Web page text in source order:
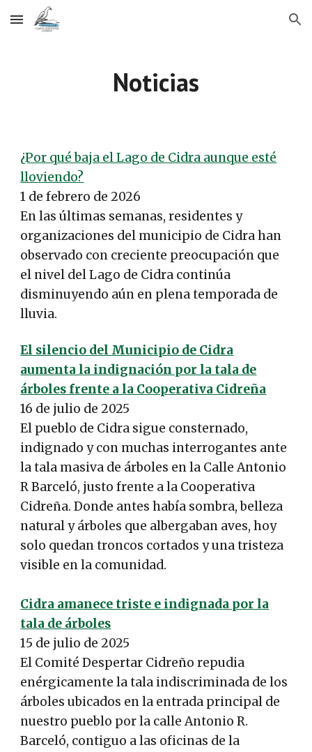
Skip to main content Skip to navigation
Noticias
¿Por qué baja el Lago de Cidra aunque esté
lloviendo?
1 de febrero de 2026
En las últimas semanas, residentes y
organizaciones del municipio de Cidra han
observado con creciente preocupación que
el nivel del Lago de Cidra continúa
disminuyendo aún en plena temporada de
lluvia.
El silencio del Municipio de Cidra
aumenta la indignación por la tala de
árboles frente a la Cooperativa Cidreña
16 de julio de 2025
El pueblo de Cidra sigue consternado,
indignado y con muchas interrogantes ante
la tala masiva de árboles en la Calle Antonio
R Barceló, justo frente a la Cooperativa
Cidreña. Donde antes había sombra, belleza
natural y árboles que albergaban aves, hoy
solo quedan troncos cortados y una tristeza
visible en la comunidad.
Cidra amanece triste e indignada por la
tala de árboles
15 de julio de 2025
El Comité Despertar Cidreño repudia
enérgicamente la tala indiscriminada de los
árboles ubicados en la entrada principal de
nuestro pueblo por la calle Antonio R.
Barceló, contiguo a las oficinas de la